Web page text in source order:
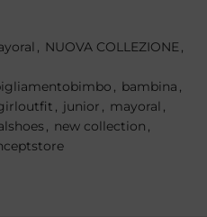
, NUOVA COLLEZIONE,
, bambina ,
, junior , mayoral ,
, new collection ,